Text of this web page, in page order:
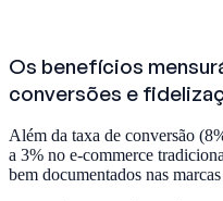
Os benefícios
conversões e
Além da taxa de conversão
a 3% no e-commerce
bem documentados nas